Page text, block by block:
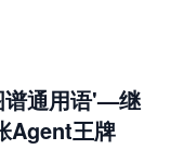
通用语'—继
Agent王牌